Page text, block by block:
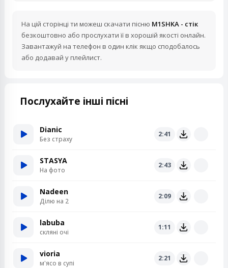
На цій сторінці ти можеш скачати пісню M1SHKA - стік
безкоштовно або прослухати її в хорошій якості онлайн.
Завантажуй на телефон в один клік якщо сподобалось
або додавай у плейлист.
Послухайте інші пісні
Dianic
Без страху
2:41
STASYA
На фото
2:43
Nadeen
Ділю на 2
2:09
labuba
скляні очі
1:11
vioria
м'ясо в супі
2:21